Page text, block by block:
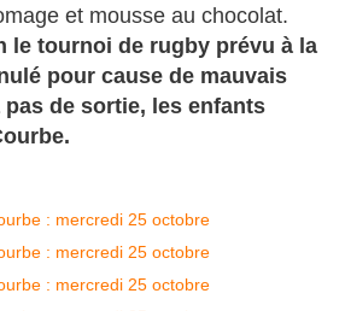
et mousse au chocolat.
le tournoi de rugby prévu à la
pour cause de mauvais
de sortie, les enfants